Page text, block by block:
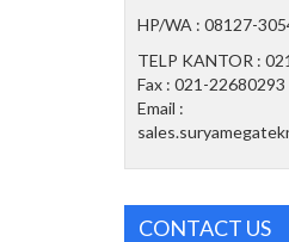
HP/WA : 08127-
TELP KANTOR :
Fax : 021-22680293
Email :
CONTACT US